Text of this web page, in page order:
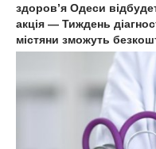
здоров’я Одеси
акція — Тиждень
містяни зможуть